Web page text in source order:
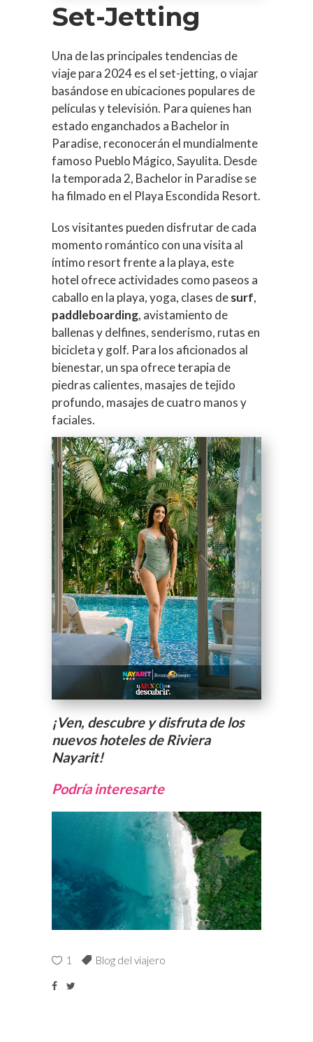
Set-Jetting
Una de las principales tendencias de
viaje para 2024 es el set-jetting, o viajar
basándose en ubicaciones populares de
películas y televisión. Para quienes han
estado enganchados a Bachelor in
Paradise, reconocerán el mundialmente
famoso Pueblo Mágico, Sayulita. Desde
la temporada 2, Bachelor in Paradise se
ha filmado en el Playa Escondida Resort.
Los visitantes pueden disfrutar de cada
momento romántico con una visita al
íntimo resort frente a la playa, este
hotel ofrece actividades como paseos a
caballo en la playa, yoga, clases desurf,
paddleboarding, avistamiento de
ballenas y delfines, senderismo, rutas en
bicicleta y golf. Para los aficionados al
bienestar, un spa ofrece terapia de
piedras calientes, masajes de tejido
profundo, masajes de cuatro manos y
faciales.
¡Ven, descubre y disfruta de los
nuevos hoteles de Riviera
Nayarit!
Podría interesarte
1 Blog del viajero